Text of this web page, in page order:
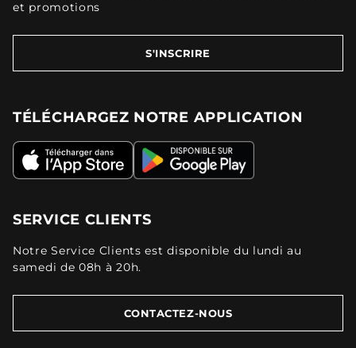
et promotions
S'INSCRIRE
TÉLÉCHARGEZ NOTRE APPLICATION
SERVICE CLIENTS
Notre Service Clients est disponible du lundi au
samedi de 08h à 20h.
CONTACTEZ-NOUS